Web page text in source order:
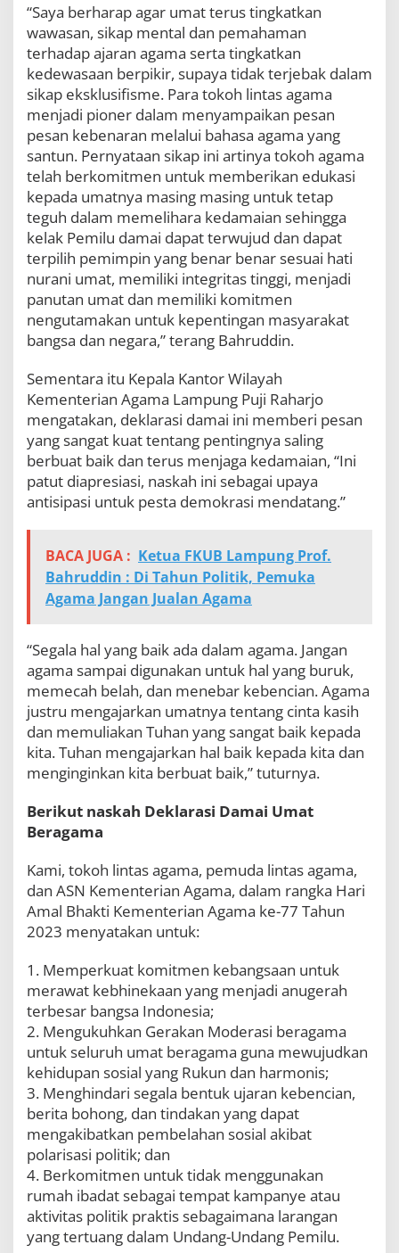
“Saya berharap agar umat terus tingkatkan
wawasan, sikap mental dan pemahaman
terhadap ajaran agama serta tingkatkan
kedewasaan berpikir, supaya tidak terjebak dalam
sikap eksklusifisme. Para tokoh lintas agama
menjadi pioner dalam menyampaikan pesan
pesan kebenaran melalui bahasa agama yang
santun. Pernyataan sikap ini artinya tokoh agama
telah berkomitmen untuk memberikan edukasi
kepada umatnya masing masing untuk tetap
teguh dalam memelihara kedamaian sehingga
kelak Pemilu damai dapat terwujud dan dapat
terpilih pemimpin yang benar benar sesuai hati
nurani umat, memiliki integritas tinggi, menjadi
panutan umat dan memiliki komitmen
nengutamakan untuk kepentingan masyarakat
bangsa dan negara,” terang Bahruddin.
Sementara itu Kepala Kantor Wilayah
Kementerian Agama Lampung Puji Raharjo
mengatakan, deklarasi damai ini memberi pesan
yang sangat kuat tentang pentingnya saling
berbuat baik dan terus menjaga kedamaian, “Ini
patut diapresiasi, naskah ini sebagai upaya
antisipasi untuk pesta demokrasi mendatang.”
BACA JUGA : Ketua FKUB Lampung Prof.
Bahruddin : Di Tahun Politik, Pemuka
Agama Jangan Jualan Agama
“Segala hal yang baik ada dalam agama. Jangan
agama sampai digunakan untuk hal yang buruk,
memecah belah, dan menebar kebencian. Agama
justru mengajarkan umatnya tentang cinta kasih
dan memuliakan Tuhan yang sangat baik kepada
kita. Tuhan mengajarkan hal baik kepada kita dan
menginginkan kita berbuat baik,” tuturnya.
Berikut naskah Deklarasi Damai Umat
Beragama
Kami, tokoh lintas agama, pemuda lintas agama,
dan ASN Kementerian Agama, dalam rangka Hari
Amal Bhakti Kementerian Agama ke-77 Tahun
2023 menyatakan untuk:
1. Memperkuat komitmen kebangsaan untuk
merawat kebhinekaan yang menjadi anugerah
terbesar bangsa Indonesia;
2. Mengukuhkan Gerakan Moderasi beragama
untuk seluruh umat beragama guna mewujudkan
kehidupan sosial yang Rukun dan harmonis;
3. Menghindari segala bentuk ujaran kebencian,
berita bohong, dan tindakan yang dapat
mengakibatkan pembelahan sosial akibat
polarisasi politik; dan
4. Berkomitmen untuk tidak menggunakan
rumah ibadat sebagai tempat kampanye atau
aktivitas politik praktis sebagaimana larangan
yang tertuang dalam Undang-Undang Pemilu.